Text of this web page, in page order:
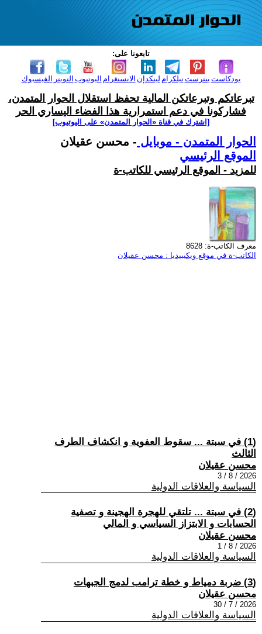
تابعونا على:
الفيسبوك التويتر اليوتيوب الانستغرام لينكدإن تيلكرامبنترست بودكاست
تبرعاتكم وتبرعاتكن المالية تحفظ استقلال الحوار المتمدن،
فشاركونا في دعم استمرارية هذا الفضاء اليساري الحر
[اشترك في قناة ‫«الحوار المتمدن» على اليوتيوب]
الحوار المتمدن - موبايل - محسن عقيلان
الموقع الرئيسي
للمزيد - الموقع الرئيسي للكاتب-ة
معرف الكاتب-ة: 8628
الكاتب-ة في موقع ويكيبيديا : محسن عقيلان
(1) في سبتة ... سقوط العفوية و انكشاف الطرف
الثالث
محسن عقيلان
2026 / 8 / 3
السياسة والعلاقات الدولية
(2) في سبتة ... تلتقي للهجرة الهجينة و تصفية
الحسابات و الابتزاز السياسي و المالي
محسن عقيلان
2026 / 8 / 1
السياسة والعلاقات الدولية
(3) ضربة دمياط و خطة ترامب لدمج الجبهات
محسن عقيلان
2026 / 7 / 30
السياسة والعلاقات الدولية